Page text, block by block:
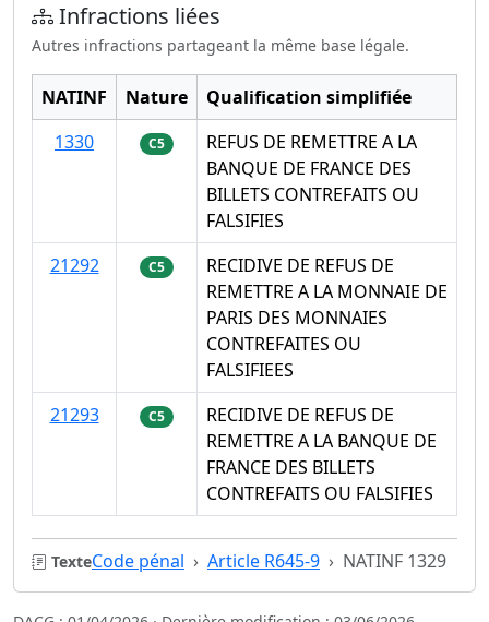
Infractions liées
Autres infractions partageant la même base légale.
NATINF Nature
Qualification simplifiée
1330
C5
REFUS DE REMETTRE A LA
BANQUE DE FRANCE DES
BILLETS CONTREFAITS OU
FALSIFIES
21292
C5
RECIDIVE DE REFUS DE
REMETTRE A LA MONNAIE DE
PARIS DES MONNAIES
CONTREFAITES OU
FALSIFIEES
21293
C5
RECIDIVE DE REFUS DE
REMETTRE A LA BANQUE DE
FRANCE DES BILLETS
CONTREFAITS OU FALSIFIES
TexteCode pénal Article R645-9 NATINF 1329